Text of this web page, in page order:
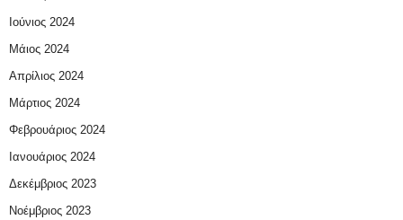
Ιούνιος 2024
Μάιος 2024
Απρίλιος 2024
Μάρτιος 2024
Φεβρουάριος 2024
Ιανουάριος 2024
Δεκέμβριος 2023
Νοέμβριος 2023